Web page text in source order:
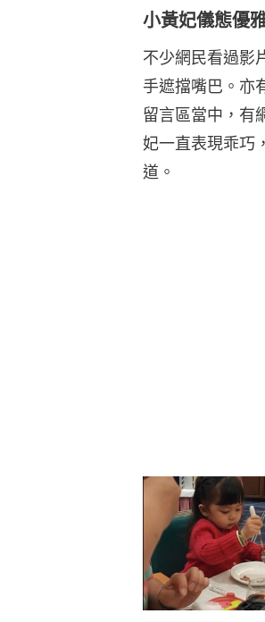
小黃妃儀態優
不少網民看過影
手遮擋嘴巴。亦
留言區當中，有
妃一直表現乖巧
道。